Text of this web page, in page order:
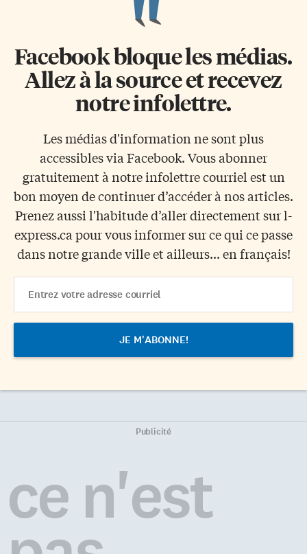
Facebook bloque les médias.
Allez à la source et recevez
notre infolettre.
Les médias d'information ne sont plus
accessibles via Facebook. Vous abonner
gratuitement à notre infolettre courriel est un
bon moyen de continuer d’accéder à nos articles.
Prenez aussi l'habitude d’aller directement sur l-
express.ca pour vous informer sur ce qui ce passe
dans notre grande ville et ailleurs... en français!
Address
Publicité
ce n'est